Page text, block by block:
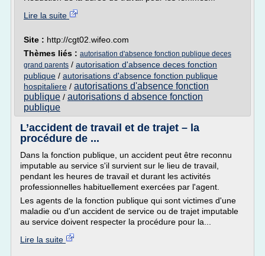
Lire la suite
Site : http://cgt02.wifeo.com
Thèmes liés : autorisation d'absence fonction publique deces
grand parents / autorisation d'absence deces fonction
publique / autorisations d'absence fonction publique
hospitaliere / autorisations d'absence fonction
publique / autorisations d absence fonction
publique
L’accident de travail et de trajet – la
procédure de ...
Dans la fonction publique, un accident peut être reconnu
imputable au service s'il survient sur le lieu de travail,
pendant les heures de travail et durant les activités
professionnelles habituellement exercées par l'agent.
Les agents de la fonction publique qui sont victimes d'une
maladie ou d'un accident de service ou de trajet imputable
au service doivent respecter la procédure pour la...
Lire la suite